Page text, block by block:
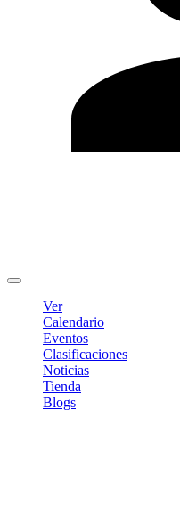
Ver
Calendario
Eventos
Clasificaciones
Noticias
Tienda
Blogs